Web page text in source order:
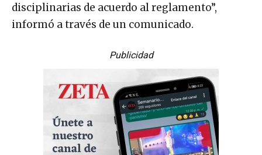
disciplinarias de acuerdo al reglamento”,
informó a través de un comunicado.
Publicidad